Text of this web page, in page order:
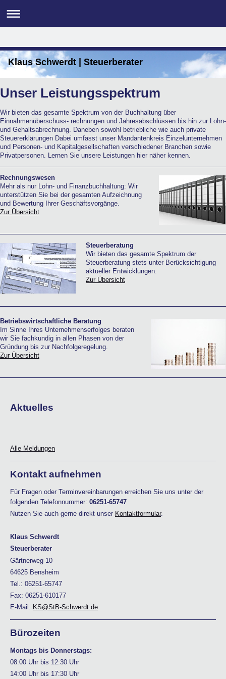
Klaus Schwerdt | Steuerberater
Unser Leistungsspektrum
Wir bieten das gesamte Spektrum von der Buchhaltung über
Einnahmenüberschuss- rechnungen und Jahresabschlüssen bis hin zur Lohn-
und Gehaltsabrechnung. Daneben sowohl betriebliche wie auch private
Steuererklärungen Dabei umfasst unser Mandantenkreis Einzelunternehmen
und Personen- und Kapitalgesellschaften verschiedener Branchen sowie
Privatpersonen. Lernen Sie unsere Leistungen hier näher kennen.
Rechnungswesen
Mehr als nur Lohn- und Finanzbuchhaltung: Wir
unterstützen Sie bei der gesamten Aufzeichnung
und Bewertung Ihrer Geschäftsvorgänge.
Zur Übersicht
Steuerberatung
Wir bieten das gesamte Spektrum der
Steuerberatung stets unter Berücksichtigung
aktueller Entwicklungen.
Zur Übersicht
Betriebswirtschaftliche Beratung
Im Sinne Ihres Unternehmenserfolges beraten
wir Sie fachkundig in allen Phasen von der
Gründung bis zur Nachfolgeregelung.
Zur Übersicht
Aktuelles
Alle Meldungen
Kontakt aufnehmen
Für Fragen oder Terminvereinbarungen erreichen Sie uns unter der
folgenden Telefonnummer: 06251-65747
Nutzen Sie auch gerne direkt unser Kontaktformular.
Klaus Schwerdt
Steuerberater
Gärtnerweg 10
64625 Bensheim
Tel.: 06251-65747
Fax: 06251-610177
E-Mail: KS@StB-Schwerdt.de
Bürozeiten
Montags bis Donnerstags:
08:00 Uhr bis 12:30 Uhr
14:00 Uhr bis 17:30 Uhr